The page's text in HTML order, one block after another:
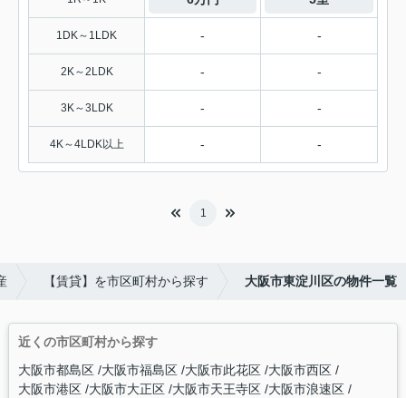
1DK～1LDK - -
2K～2LDK - -
3K～3LDK - -
4K～4LDK以上 - -
1
【賃貸】を市区町村から探す 大阪市東淀川区の物件一覧
近くの市区町村から探す
大阪市都島区 大阪市福島区 大阪市此花区 大阪市西区
大阪市港区 大阪市大正区 大阪市天王寺区 大阪市浪速区